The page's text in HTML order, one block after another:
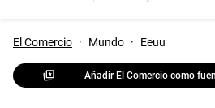
El Comercio · Mundo · Eeuu
Añadir El Comercio como